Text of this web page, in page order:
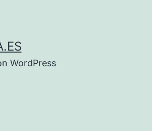
WordPress